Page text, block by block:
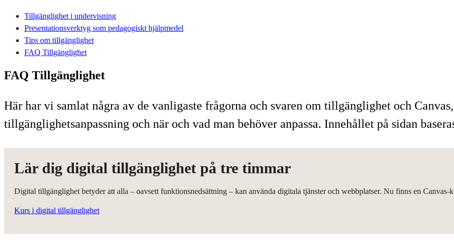
Tillgänglighet i undervisning
Presentationsverktyg som pedagogiskt hjälpmedel
Tips om tillgänglighet
FAQ Tillgänglighet
FAQ Tillgänglighet
Här har vi samlat några av de vanligaste frågorna och svaren om tillgänglighet och
tillgänglighetsanpassning och när och vad man behöver anpassa. Innehållet på sidan
Lär dig digital tillgänglighet på tre timmar
Digital tillgänglighet betyder att alla – oavsett funktionsnedsättning – kan använda digitala tjänster och webbplatser. Nu finns en Canvas-
Kurs i digital tillgänglighet